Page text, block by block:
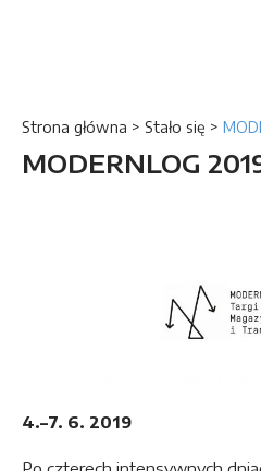
Strona główna > Stało się >
MODERNLOG
4.–7. 6. 2019